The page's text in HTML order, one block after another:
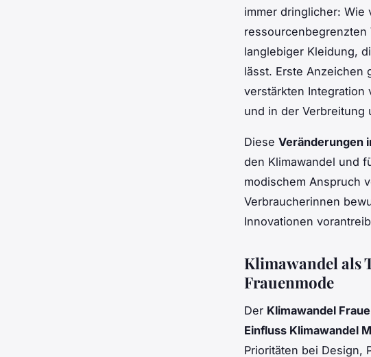
immer dringlicher:
ressourcenbegrenzten
langlebiger Kleidung,
lässt. Erste Anzeichen
verstärkten Integration
und in der Verbreitung
Diese Veränderungen
den Klimawandel und
modischem Anspruch
Verbraucherinnen
Innovationen
Klimawandel als
Frauenmode
Der Klimawandel
Einfluss Klimawandel
Prioritäten bei Design,